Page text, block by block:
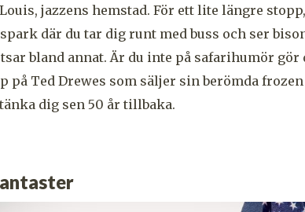
jazzens hemstad. För ett lite längre
där du tar dig runt med buss och ser
bland annat. Är du inte på safarihumör gör
på Ted Drewes som säljer sin berömda
dig sen 50 år tillbaka.